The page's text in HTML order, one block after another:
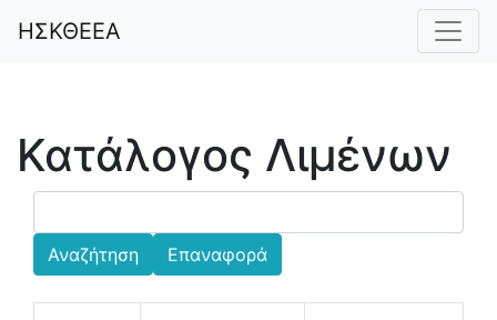
ΗΣΚΘΕΕΑ
Κατάλογος Λιμένων
Επαναφορά